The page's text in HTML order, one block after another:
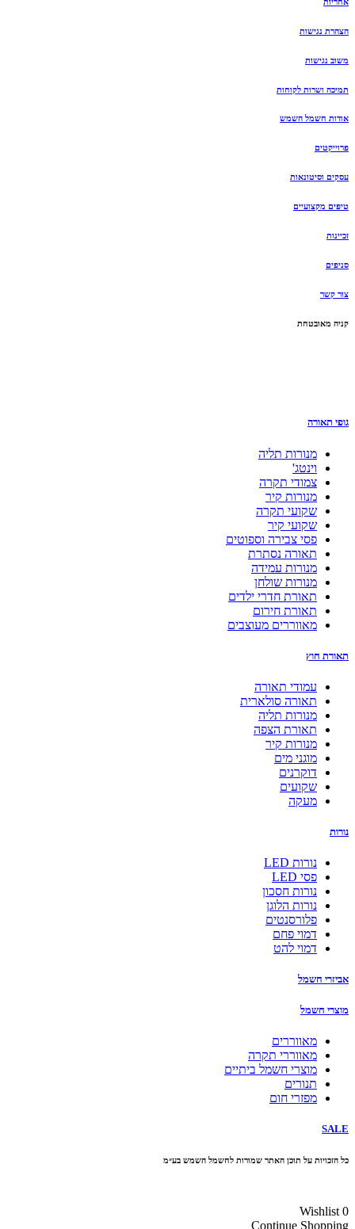
הצהרת נגישות
משוב נגישות
תמיכה ושרות לקוחות
אודות חשמל השמש
פרוייקטים
עסקים וסיטונאות
טיפים מקצועיים
זכיינות
סניפים
צור קשר
קניה מאובטחת
גופי תאורה
מנורות תליה
וינטג'
צמודי תקרה
מנורות קיר
שקועי תקרה
שקועי קיר
פסי צבירה וספוטים
תאורה נסתרת
מנורות עמידה
מנורות שולחן
תאורת חדרי ילדים
תאורת חירום
מאווררים מעוצבים
תאורת חוץ
עמודי תאורה
תאורה סולארית
מנורות תליה
תאורת הצפה
מנורות קיר
מוגני מים
דוקרנים
שקועים
מעקה
נורות
נורות LED
פסי LED
נורות חסכון
נורות הלוגן
פלורסנטים
דמוי פחם
דמוי להט
אביזרי חשמל
מוצרי חשמל
מאווררים
מאווררי תקרה
מוצרי חשמל ביתיים
תנורים
מפזרי חום
SALE
כל הזכויות על תוכן האתר שמורות לחשמל השמש בע״מ
Wishlist 0
Continue Shopping